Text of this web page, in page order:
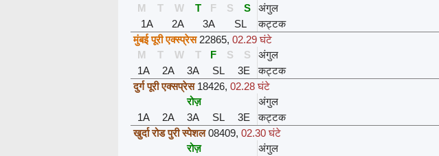
M
T W T F S S अंगुल
1A
2A 3A SL कट्टक
मुंबई पूरी एक्स्प्रेस 22865,02.29 घंटे
M
T W T F S S अंगुल
1A
2A 3A SL 3E कट्टक
दुर्ग पूरी एक्सप्रेस 18426,02.28 घंटे
रोज़
अंगुल
1A
2A 3A SL 3E कट्टक
खुर्दा रोड पुरी स्पेशल 08409,02.30 घंटे
रोज़
अंगुल